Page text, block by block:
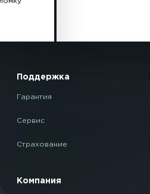
Поддержка
Гарантия
Сервис
Страхование
Компания